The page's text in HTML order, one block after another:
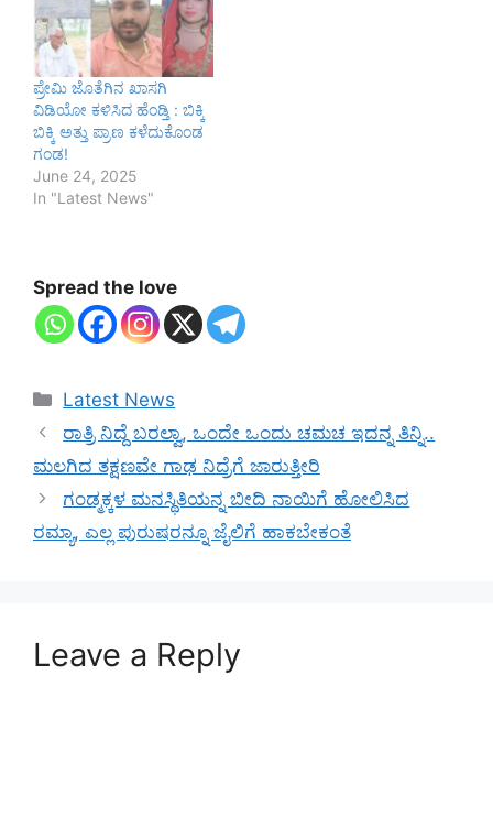
ಪ್ರೇಮಿ ಜೊತೆಗಿನ ಖಾಸಗಿ
ವಿಡಿಯೋ ಕಳಿಸಿದ ಹೆಂಡ್ತಿ : ಬಿಕ್ಕಿ
ಬಿಕ್ಕಿ ಅತ್ತು ಪ್ರಾಣ ಕಳೆದುಕೊಂಡ
ಗಂಡ!
June 24, 2025
In "Latest News"
Spread the love
Categories
Latest News
ರಾತ್ರಿ ನಿದ್ದೆ ಬರಲ್ವಾ, ಒಂದೇ ಒಂದು ಚಮಚ ಇದನ್ನ ತಿನ್ನಿ..
ಮಲಗಿದ ತಕ್ಷಣವೇ ಗಾಢ ನಿದ್ರೆಗೆ ಜಾರುತ್ತೀರಿ
ಗಂಡ್ಮಕ್ಕಳ ಮನಸ್ಥಿತಿಯನ್ನ ಬೀದಿ ನಾಯಿಗೆ ಹೋಲಿಸಿದ
ರಮ್ಯಾ, ಎಲ್ಲ ಪುರುಷರನ್ನೂ ಜೈಲಿಗೆ ಹಾಕಬೇಕಂತೆ
Leave a Reply